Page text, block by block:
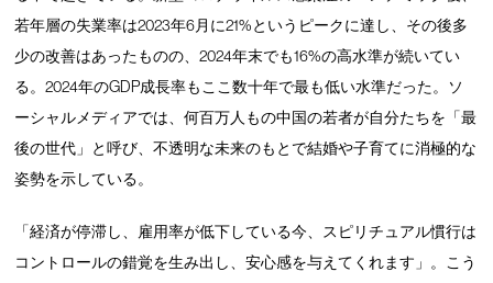
若年層の失業率は2023年6月に21%というピークに達し、その後多
少の改善はあったものの、2024年末でも16%の高水準が続いてい
る。2024年のGDP成長率もここ数十年で最も低い水準だった。ソ
ーシャルメディアでは、何百万人もの中国の若者が自分たちを「最
後の世代」と呼び、不透明な未来のもとで結婚や子育てに消極的な
姿勢を示している。
「経済が停滞し、雇用率が低下している今、スピリチュアル慣行は
コントロールの錯覚を生み出し、安心感を与えてくれます」。こう